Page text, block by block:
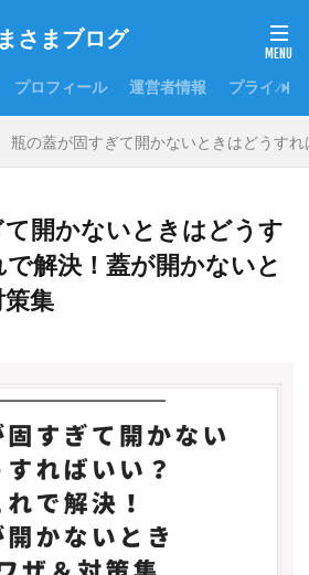
まさまブログ
プロフィール 運営者情報 プライバ
瓶の蓋が固すぎて開かないときはどうす
開かないときはどうす
解決！蓋が開かないと
集